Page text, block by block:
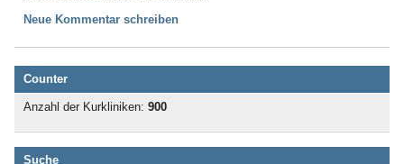
Neue Kommentar schreiben
Counter
Anzahl der Kurkliniken: 900
Suche